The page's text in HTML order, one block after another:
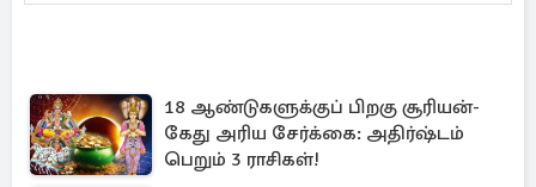
18 ஆண்டுகளுக்குப் பிறகு சூரியன்-
கேது அரிய சேர்க்கை: அதிர்ஷ்டம்
பெறும் 3 ராசிகள்!